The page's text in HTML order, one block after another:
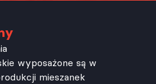
wyposażone są w
mieszanek